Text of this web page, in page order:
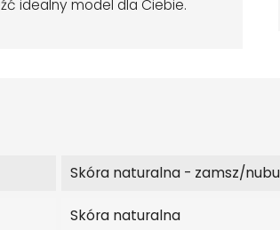
idealny model dla Ciebie.
Skóra naturalna - zamsz/
Skóra naturalna